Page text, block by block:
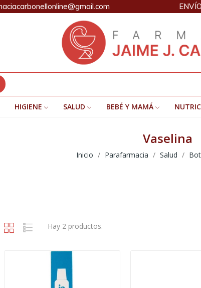
HIGIENE SALUD BEBÉ Y MAMÁ
Vaselina
Inicio Parafarmacia Salud
Hay 2 productos.